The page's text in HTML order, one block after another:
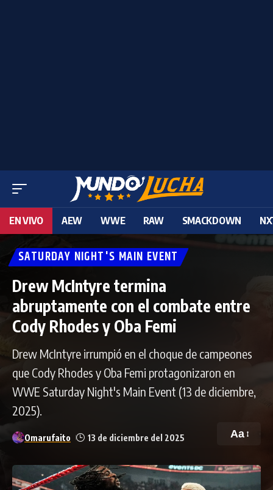
EN VIVO AEW WWE RAW SMACKDOWN
SATURDAY NIGHT'S MAIN EVENT
Drew McIntyre termina
abruptamente con el combate entre
Cody Rhodes y Oba Femi
Drew McIntyre irrumpió en el choque de campeones
que Cody Rhodes y Oba Femi protagonizaron en
WWE Saturday Night's Main Event (13 de diciembre,
2025).
Omarufaito 13 de diciembre del 2025 Aa